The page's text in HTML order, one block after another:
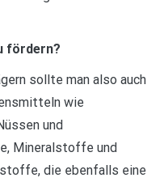
fördern?
sollte man also auch
wie
und
Mineralstoffe und
die ebenfalls eine